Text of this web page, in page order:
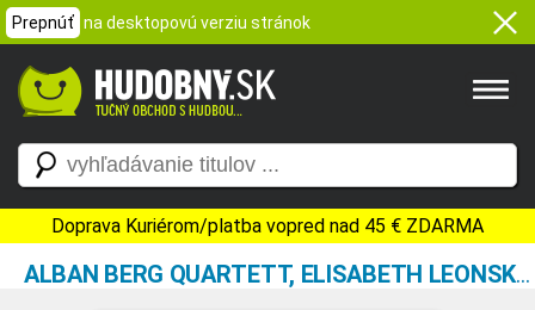
Prepnúť na desktopovú verziu stránok
Doprava Kuriérom/platba vopred nad 45 € ZDARMA
ALBAN BERG QUARTETT, ELISABETH LEONSKAJA